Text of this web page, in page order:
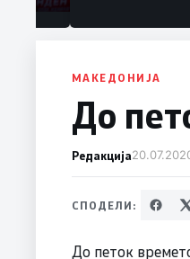
МАКЕДОНИЈА
До
Редакција
СПОДЕЛИ:
До петок